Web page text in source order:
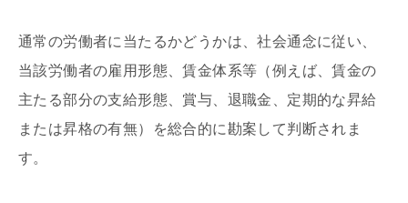
通常の労働者に当たるかどうかは、社会通念に従い、
当該労働者の雇用形態、賃金体系等（例えば、賃金の
主たる部分の支給形態、賞与、退職金、定期的な昇給
または昇格の有無）を総合的に勘案して判断されま
す。